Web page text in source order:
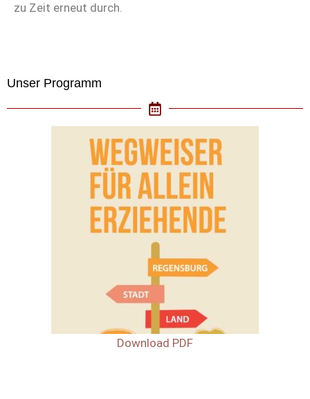
zu Zeit erneut durch.
Unser Programm
Download PDF